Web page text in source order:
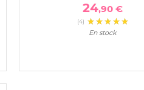
24,90 €
(4)
En stock